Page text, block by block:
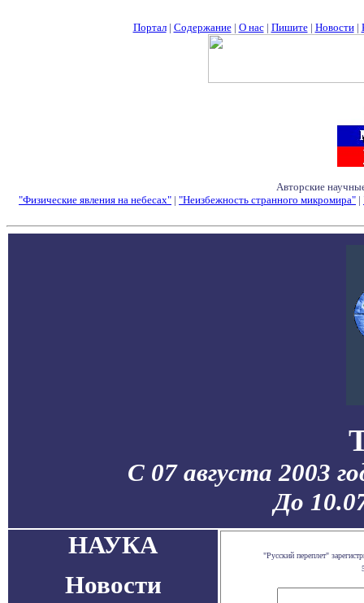
Портал| Содержание| О нас| Пишите| Новости|
Авторские
"Физические явления на небесах" | "Неизбежность странного микромира" |
С 07 августа 2003
До
НАУКА
Новости
"Русский переплет"